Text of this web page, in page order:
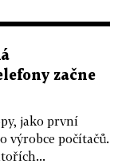
začne
jako první
výrobce počítačů.